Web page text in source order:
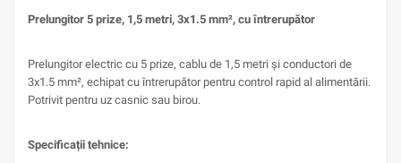
Prelungitor 5 prize, 1,5 metri, 3x1.5 mm², cu întrerupător
Prelungitor electric cu 5 prize, cablu de 1,5 metri și conductori de
3x1.5 mm², echipat cu întrerupător pentru control rapid al alimentării.
Potrivit pentru uz casnic sau birou.
Specificații tehnice: